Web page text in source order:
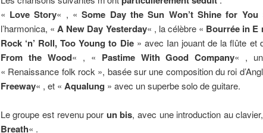
« Love Story« , «Some Day the Sun Won’t Shine for You
l’harmonica, « A New Day Yesterday« , la célèbre « Bourrée in E
Rock ‘n’ Roll, Too Young to Die» avec Ian jouant de la flûte et
From the Wood« , « Pastime With Good Company« ,
« Renaissance folk rock », basée sur une composition du roi
Freeway« , et « Aqualung » avec un superbe solo de guitare.
Le groupe est revenu pour un bis, avec une introduction au
Breath« .